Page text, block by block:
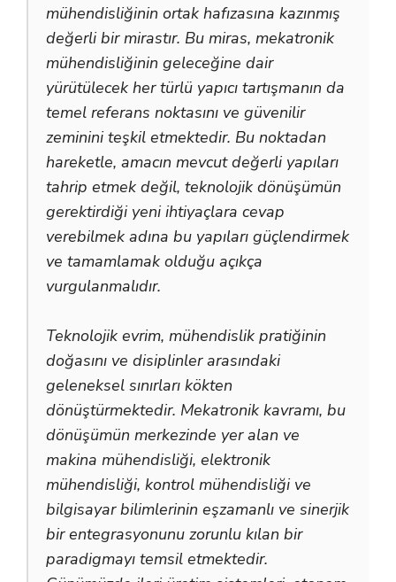
mühendisliğinin ortak hafızasına kazınmış
değerli bir mirastır. Bu miras, mekatronik
mühendisliğinin geleceğine dair
yürütülecek her türlü yapıcı tartışmanın da
temel referans noktasını ve güvenilir
zeminini teşkil etmektedir. Bu noktadan
hareketle, amacın mevcut değerli yapıları
tahrip etmek değil, teknolojik dönüşümün
gerektirdiği yeni ihtiyaçlara cevap
verebilmek adına bu yapıları güçlendirmek
ve tamamlamak olduğu açıkça
vurgulanmalıdır.
Teknolojik evrim, mühendislik pratiğinin
doğasını ve disiplinler arasındaki
geleneksel sınırları kökten
dönüştürmektedir. Mekatronik kavramı, bu
dönüşümün merkezinde yer alan ve
makina mühendisliği, elektronik
mühendisliği, kontrol mühendisliği ve
bilgisayar bilimlerinin eşzamanlı ve sinerjik
bir entegrasyonunu zorunlu kılan bir
paradigmayı temsil etmektedir.